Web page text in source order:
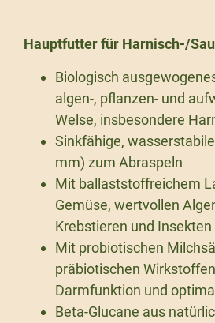
Hauptfutter für Harnisch-/
Biologisch
algen-, pflanzen- und
Welse, insbesondere
Sinkfähige,
mm) zum Abraspeln
Mit ballaststoffreichem
Gemüse, wertvollen
Krebstieren und Insekten
Mit probiotischen
präbiotischen
Darmfunktion und
Beta-Glucane aus